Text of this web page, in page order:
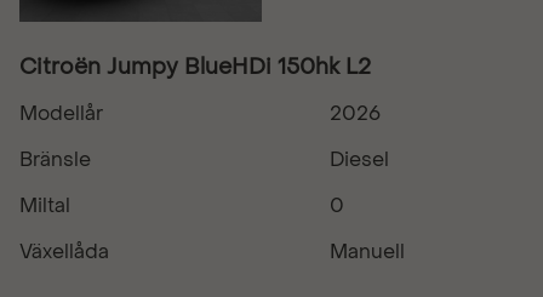
Citroën Jumpy BlueHDi 150hk L2
Modellår
2026
Bränsle
Diesel
Miltal
0
Växellåda
Manuell